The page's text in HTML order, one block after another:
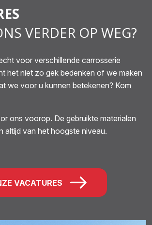
VERDER OP WEG?
voor verschillende carrosserie
het niet zo gek bedenken of we maken
we voor u kunnen betekenen? Kom
ons voorop. De gebruikte materialen
altijd van het hoogste niveau.
VACATURES